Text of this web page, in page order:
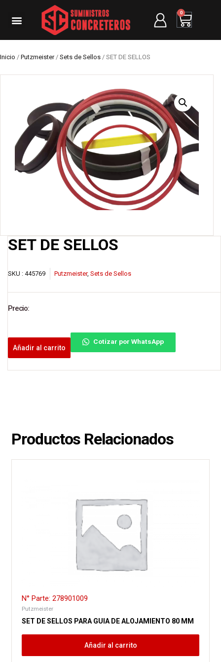
0
Inicio / Putzmeister/ Sets de Sellos / SET DE SELLOS
SET DE SELLOS
SKU : 445769 Putzmeister, Sets de Sellos
Precio:
Añadir al carrito
Cotizar por WhatsApp
Productos Relacionados
N° Parte: 278901009
Putzmeister
SET DE SELLOS PARA GUIA DE ALOJAMIENTO 80 MM
Añadir al carrito